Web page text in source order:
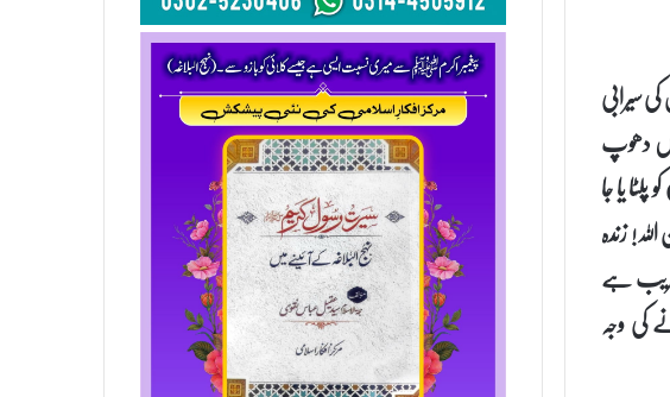
سیرابی
دھوپ
یا جا
زندہ
ہے
کی وجہ